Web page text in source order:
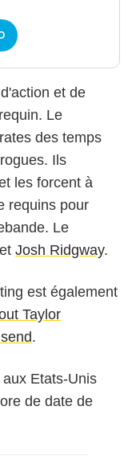
et de
Le
des temps
Ils
les forcent à
requins pour
Le
et Josh Ridgway.
est également
Taylor
.
Etats-Unis
de date de